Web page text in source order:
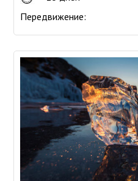
Передвижение: